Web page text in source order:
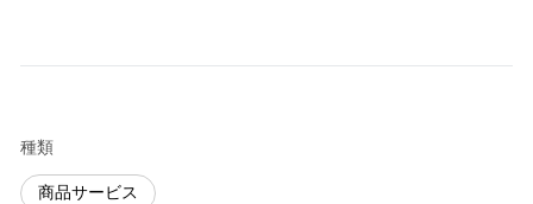
種類
商品サービス